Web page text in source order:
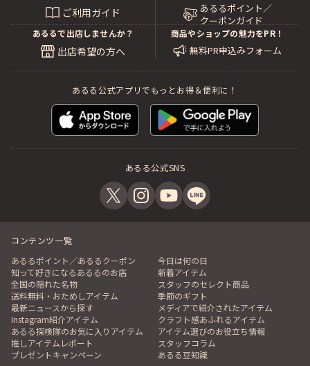
ご利用ガイド
あるるポイント／
クーポンガイド
あるるで出店しませんか？
出店希望の方へ
商品やショップの魅力をPR！
無料PR申込みフォーム
あるる公式アプリでもっとお得＆便利に！
あるる公式SNS
コンテンツ一覧
あるるポイント／あるるクーポン
今日は何の日
知って好きになるあるるのお店
新着アイテム
全国の隠れた名物
スタッフのセレクト商品
送料無料・おためしアイテム
季節のギフト
最新ニュースから探す
メディアで紹介されたアイテム
Instagram紹介アイテム
クラフト感あふれるアイテム
あるる探検隊のお気に入りアイテム
アイテム選びのお役立ち情報
推しアイテムレポート
スタッフコラム
プレゼントキャンペーン
あるる豆知識